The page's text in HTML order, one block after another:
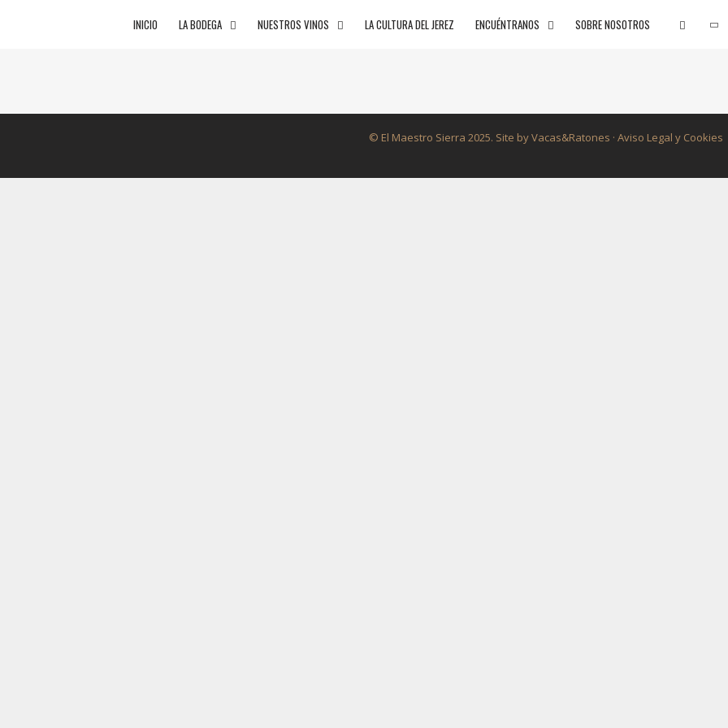
INICIO
LA BODEGA NUESTROS VINOS LA CULTURA DEL JEREZ ENCUÉNTRANOS SOBRE NOSOTROS
© El Maestro Sierra 2025. Site byVacas&Ratones · Aviso Legal y Cookies